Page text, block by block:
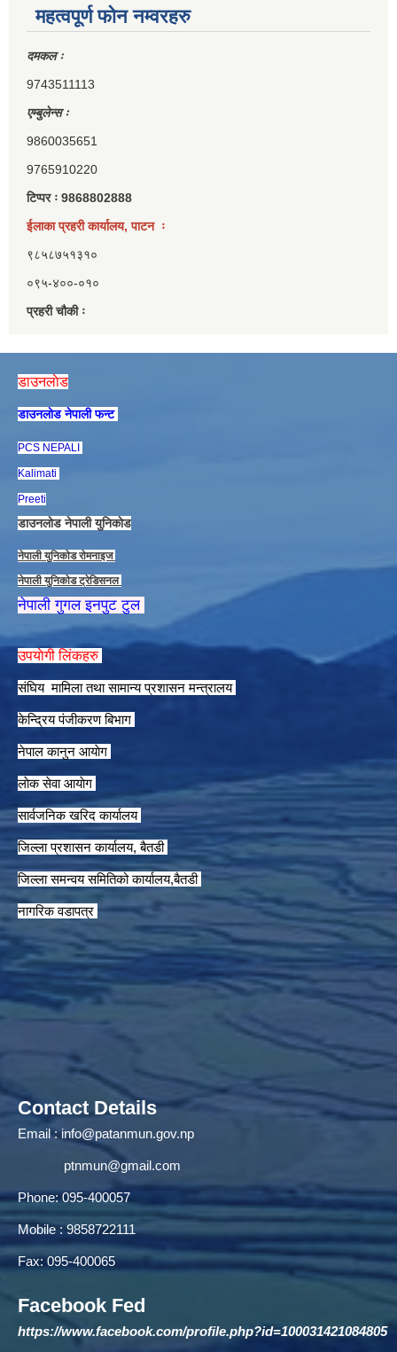
महत्वपूर्ण फोन नम्वरहरु
दमकल ः
9743511113
एम्बुलेन्स ः
9860035651
9765910220
टिप्पर ः 9868802888
ईलाका प्रहरी कार्यालय, पाटन ः
९८५८७५१३१०
०९५-४००-०१०
प्रहरी चौकी ः
डाउनलाेड
डाउनलाेड नेपाली फन्ट
PCS NEPALI
Kalimati
Preeti
डाउनलाेड नेपाली युनिकाेड
नेपाली युनिकाेड राेमनाइज
नेपाली युनिकाेड ट्रेडिसनल
नेपाली गुगल इनपुट टुल
उपयाेगी लिंकहरु
संघिय मामिला तथा सामान्य प्रशासन मन्त्रालय
केन्द्रिय पंजीकरण बिभाग
नेपाल कानुन आयाेग
लाेक सेवा आयाेग
सार्वजनिक खरिद कार्यालय
जिल्ला प्रशासन कार्यालय, बैतडी
जिल्ला समन्वय समितिको कार्यालय,बैतडी
नागरिक वडापत्र
Contact Details
Email :info@patanmun.gov.np
ptnmun@gmail.com
Phone: 095-400057
Mobile : 9858722111
Fax: 095-400065
Facebook Fed
https://www.facebook.com/profile.php?id=100031421084805